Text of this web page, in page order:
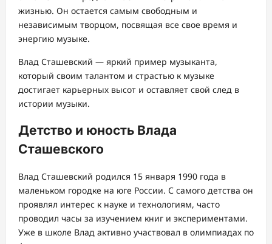
жизнью. Он остается самым свободным и
независимым творцом, посвящая все свое время и
энергию музыке.
Влад Сташевский — яркий пример музыканта,
который своим талантом и страстью к музыке
достигает карьерных высот и оставляет свой след в
истории музыки.
Детство и юность Влада
Сташевского
Влад Сташевский родился 15 января 1990 года в
маленьком городке на юге России. С самого детства он
проявлял интерес к науке и технологиям, часто
проводил часы за изучением книг и экспериментами.
Уже в школе Влад активно участвовал в олимпиадах по